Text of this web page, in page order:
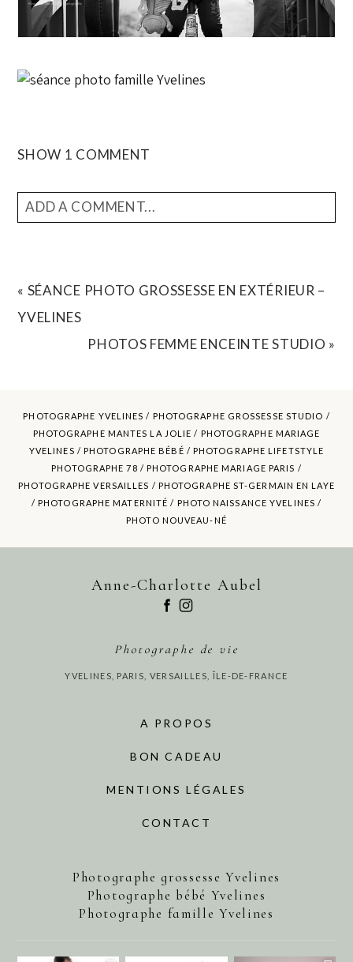
SHOW 1 COMMENT
ADD A COMMENT...
POST COMMENT
« SÉANCE PHOTO GROSSESSE EN EXTÉRIEUR –
YVELINES
PHOTOS FEMME ENCEINTE STUDIO »
PHOTOGRAPHE YVELINES / PHOTOGRAPHE GROSSESSE STUDIO /
PHOTOGRAPHE MANTES LA JOLIE / PHOTOGRAPHE MARIAGE
YVELINES / PHOTOGRAPHE BÉBÉ / PHOTOGRAPHE LIFETSTYLE
PHOTOGRAPHE 78 / PHOTOGRAPHE MARIAGE PARIS /
PHOTOGRAPHE VERSAILLES / PHOTOGRAPHE ST-GERMAIN EN LAYE
/ PHOTOGRAPHE MATERNITÉ / PHOTO NAISSANCE YVELINES /
PHOTO NOUVEAU-NÉ
Anne-Charlotte Aubel
Photographe de vie
YVELINES, PARIS, VERSAILLES, ÎLE-DE-FRANCE
A PROPOS
BON CADEAU
MENTIONS LÉGALES
CONTACT
Photographe grossesse Yvelines
Photographe bébé Yvelines
Photographe famille Yvelines
annecharlotteaubel annecharlotteaubel annecharlotteaubel